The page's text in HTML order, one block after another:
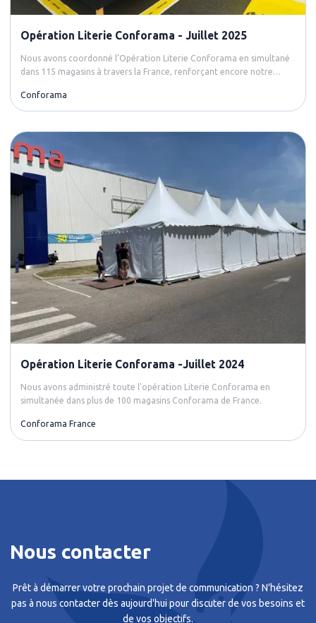
Opération Literie Conforama - Juillet 2025
Nous avons coordonné l’Opération Literie Conforama en simultané
dans 115 magasins à travers la France, renforçant encore notre
Conforama
Opération Literie Conforama -Juillet 2024
Nous avons administré toute l'opération Literie Conforama en
simultanée dans plus de 100 magasins Conforama de France.
Conforama France
Nous contacter
Prêt à démarrer votre prochain projet de communication ? N'hésitez
pas à nous contacter dès aujourd'hui pour discuter de vos besoins et
de vos objectifs.